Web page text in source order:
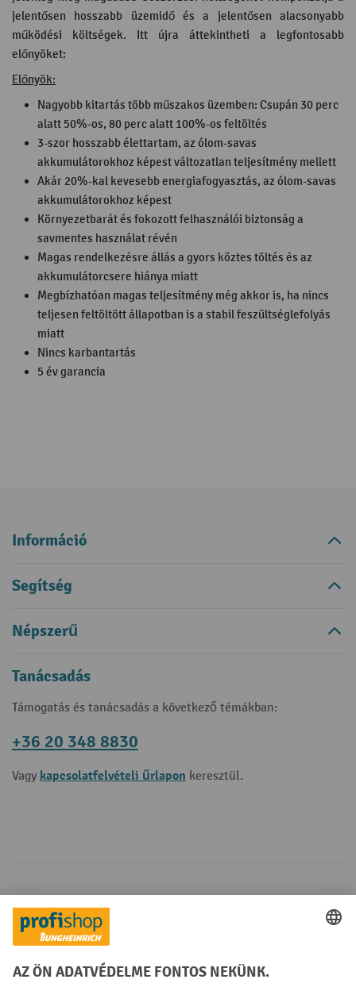
jelentősen hosszabb üzemidő és a jelentősen alacsonyabb
működési költségek. Itt újra áttekintheti a legfontosabb
előnyöket:
Előnyök:
Nagyobb kitartás több műszakos üzemben: Csupán 30 perc
alatt 50%-os, 80 perc alatt 100%-os feltöltés
3-szor hosszabb élettartam, az ólom-savas
akkumulátorokhoz képest változatlan teljesítmény mellett
Akár 20%-kal kevesebb energiafogyasztás, az ólom-savas
akkumulátorokhoz képest
Környezetbarát és fokozott felhasználói biztonság a
savmentes használat révén
Magas rendelkezésre állás a gyors köztes töltés és az
akkumulátorcsere hiánya miatt
Megbízhatóan magas teljesítmény még akkor is, ha nincs
teljesen feltöltött állapotban is a stabil feszültséglefolyás
miatt
Nincs karbantartás
5 év garancia
Információ
Segítség
Népszerű
Tanácsadás
Támogatás és tanácsadás a következő témákban:
+36 20 348 8830
Vagy kapcsolatfelvételi űrlapon keresztül.
Fizetési lehetőségek
Creditcard (Master)Creditcard (Visa)